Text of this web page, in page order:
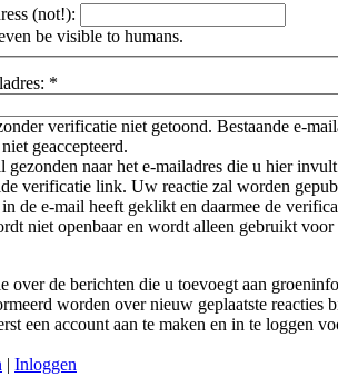
(not!):
be visible to humans.
*
verificatie niet getoond. Bestaande e-
geaccepteerd.
gezonden naar het e-mailadres die u hier
verificatie link. Uw reactie zal worden
de e-mail heeft geklikt en daarmee de
niet openbaar en wordt alleen gebruikt voor
over de berichten die u toevoegt aan
worden over nieuw geplaatste reacties
een account aan te maken en in te loggen
| Inloggen